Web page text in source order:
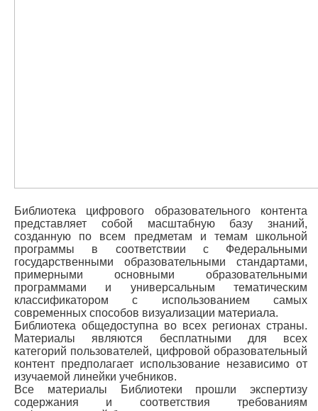
Библиотека цифрового образовательного контента
представляет собой масштабную базу знаний,
созданную по всем предметам и темам школьной
программы в соответствии с Федеральными
государственными образовательными стандартами,
примерными основными образовательными
программами и универсальным тематическим
классификаторомс использованием самых
современных способов визуализации материала.
Библиотека общедоступна во всех регионах страны.
Материалы являются бесплатными для всех
категорий пользователей, цифровой образовательный
контент предполагает использование независимо от
изучаемой линейки учебников.
Все материалы Библиотеки прошли экспертизу
содержания и соответствия требованиям